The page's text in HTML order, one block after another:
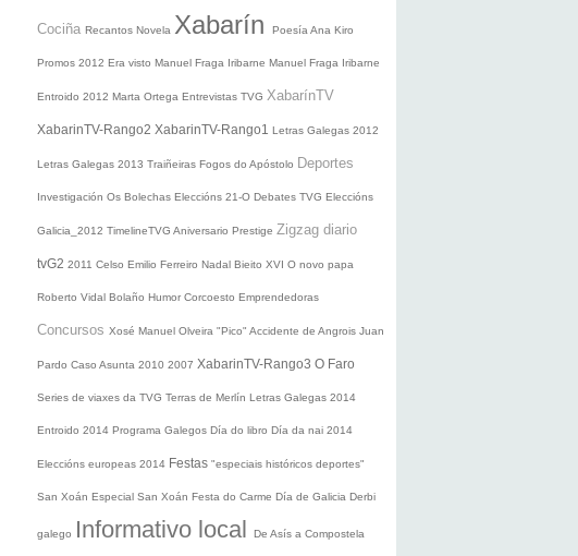
Cociña Recantos Novela Xabarín Poesía Ana Kiro
Promos 2012 Era visto Manuel Fraga Iribarne Manuel Fraga Iribarne
Entroido 2012 Marta Ortega Entrevistas TVG XabarínTV
XabarinTV-Rango2 XabarinTV-Rango1 Letras Galegas 2012
Letras Galegas 2013 Traiñeiras Fogos do Apóstolo Deportes
Investigación Os Bolechas Eleccións 21-O Debates TVG Eleccións
Galicia_2012 TimelineTVG Aniversario Prestige Zigzag diario
tvG2 2011 Celso Emilio Ferreiro Nadal Bieito XVI O novo papa
Roberto Vidal Bolaño Humor Corcoesto Emprendedoras
Concursos Xosé Manuel Olveira "Pico" Accidente de Angrois Juan
Pardo Caso Asunta 2010 2007 XabarinTV-Rango3 O Faro
Series de viaxes da TVG Terras de Merlín Letras Galegas 2014
Entroido 2014 Programa Galegos Día do libro Día da nai 2014
Eleccións europeas 2014 Festas "especiais históricos deportes"
San Xoán Especial San Xoán Festa do Carme Día de Galicia Derbi
galego Informativo local De Asís a Compostela